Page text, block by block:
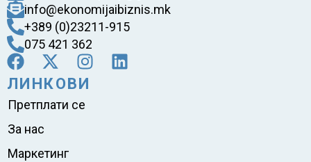
info@ekonomijaibiznis.mk
+389 (0)23211-915
075 421 362
ЛИНКОВИ
Претплати се
За нас
Маркетинг